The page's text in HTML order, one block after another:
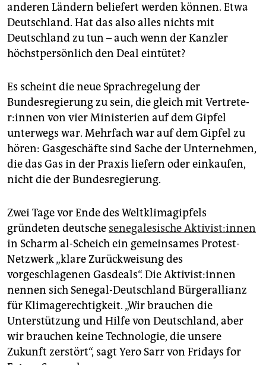
anderen Ländern beliefert werden können. Etwa
Deutschland. Hat das also alles nichts mit
Deutschland zu tun – auch wenn der Kanzler
höchstpersönlich den Deal eintütet?
Es scheint die neue Sprachregelung der
Bundesregierung zu sein, die gleich mit Ver­tre­te­
r:in­nen von vier Ministerien auf dem Gipfel
unterwegs war. Mehrfach war auf dem Gipfel zu
hören: Gasgeschäfte sind Sache der Unternehmen,
die das Gas in der Praxis liefern oder einkaufen,
nicht die der Bundesregierung.
Zwei Tage vor Ende des Weltklimagipfels
gründeten deutsche senegalesische Ak­ti­vis­t:in­nen
in Scharm al-Scheich ein gemeinsames Protest-
Netzwerk „klare Zurückweisung des
vorgeschlagenen Gasdeals“. Die Ak­ti­vis­t:in­nen
nennen sich Senegal-Deutschland Bürgerallianz
für Klimagerechtigkeit. „Wir brauchen die
Unterstützung und Hilfe von Deutschland, aber
wir brauchen keine Technologie, die unsere
Zukunft zerstört“, sagt Yero Sarr von Fridays for